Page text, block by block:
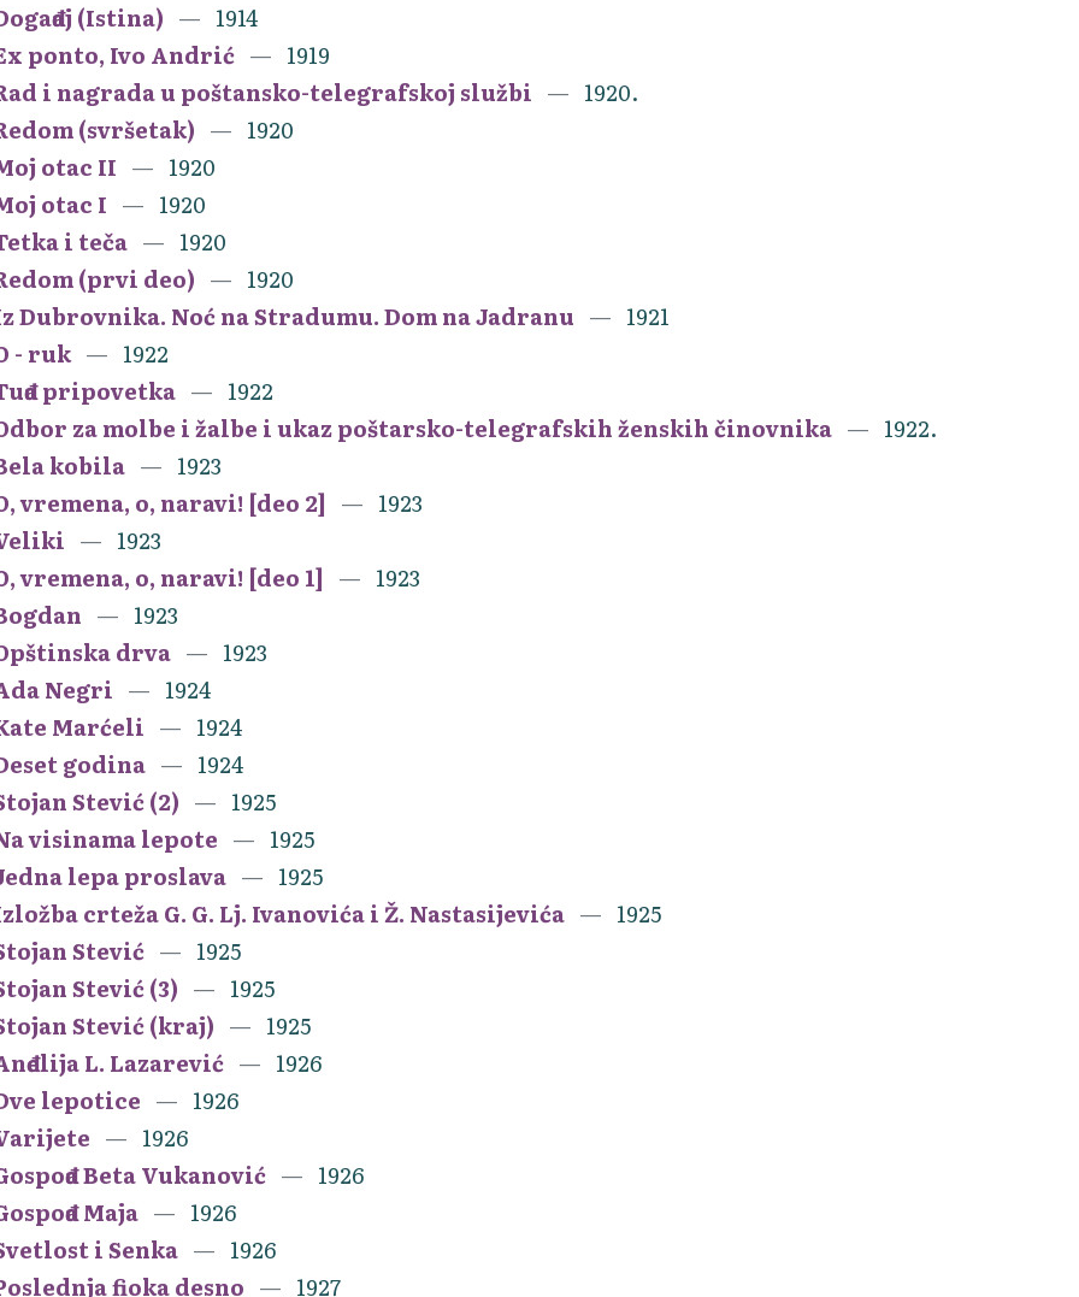
(Istina)
1914
ponto, Ivo Andrić
1919
i nagrada u poštansko-telegrafskoj službi
1920.
(svršetak)
1920
otac II
1920
otac I
1920
i teča
1920
(prvi deo)
1920
Dubrovnika. Noć na Stradumu. Dom na Jadranu
1921
- ruk
1922
pripovetka
1922
za molbe i žalbe i ukaz poštarsko-telegrafskih ženskih činovnika
1922.
kobila
1923
vremena, o, naravi! [deo 2]
1923
1923
vremena, o, naravi! [deo 1]
1923
1923
drva
1923
Negri
1924
Marćeli
1924
godina
1924
Stević (2)
1925
visinama lepote
1925
lepa proslava
1925
crteža G. G. Lj. Ivanovića i Ž. Nastasijevića
1925
Stević
1925
Stević (3)
1925
Stević (kraj)
1925
L. Lazarević
1926
lepotice
1926
1926
Beta Vukanović
1926
Maja
1926
i Senka
1926
fioka desno
1927